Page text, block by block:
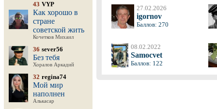
43 VYP
Как хорошо в
стране
советской жить
Кочетков Михаил
36 sever56
Без тебя
Хоралов Аркадий
32 regina74
Мой мир
наполнен
Алькасар
27.02.2026
igornov
Баллов: 270
08.02.2022
Samocvet
Баллов: 122